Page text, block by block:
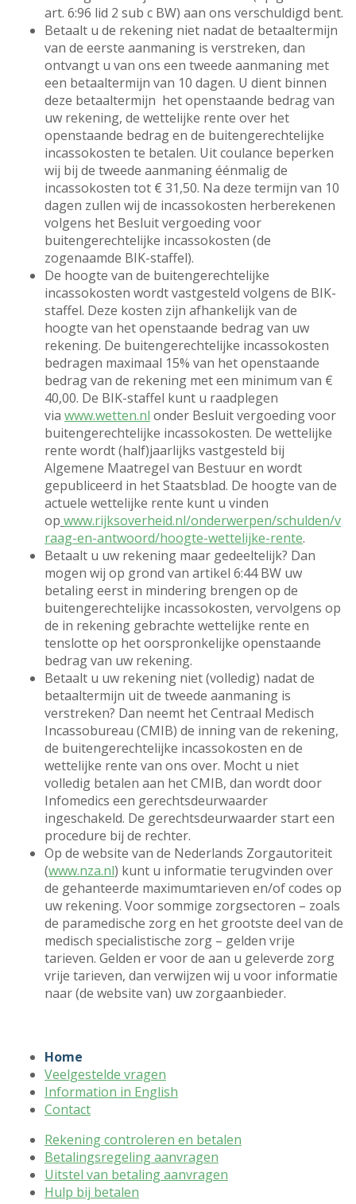
art. 6:96 lid 2 sub c BW) aan ons verschuldigd bent.
Betaalt u de rekening niet nadat de betaaltermijn
van de eerste aanmaning is verstreken, dan
ontvangt u van ons een tweede aanmaning met
een betaaltermijn van 10 dagen. U dient binnen
deze betaaltermijn het openstaande bedrag van
uw rekening, de wettelijke rente over het
openstaande bedrag en de buitengerechtelijke
incassokosten te betalen. Uit coulance beperken
wij bij de tweede aanmaning éénmalig de
incassokosten tot € 31,50. Na deze termijn van 10
dagen zullen wij de incassokosten herberekenen
volgens het Besluit vergoeding voor
buitengerechtelijke incassokosten (de
zogenaamde BIK-staffel).
De hoogte van de buitengerechtelijke
incassokosten wordt vastgesteld volgens de BIK-
staffel. Deze kosten zijn afhankelijk van de
hoogte van het openstaande bedrag van uw
rekening. De buitengerechtelijke incassokosten
bedragen maximaal 15% van het openstaande
bedrag van de rekening met een minimum van €
40,00. De BIK-staffel kunt u raadplegen
via www.wetten.nl onder Besluit vergoeding voor
buitengerechtelijke incassokosten. De wettelijke
rente wordt (half)jaarlijks vastgesteld bij
Algemene Maatregel van Bestuur en wordt
gepubliceerd in het Staatsblad. De hoogte van de
actuele wettelijke rente kunt u vinden
op www.rijksoverheid.nl/onderwerpen/schulden/v
raag-en-antwoord/hoogte-wettelijke-rente.
Betaalt u uw rekening maar gedeeltelijk? Dan
mogen wij op grond van artikel 6:44 BW uw
betaling eerst in mindering brengen op de
buitengerechtelijke incassokosten, vervolgens op
de in rekening gebrachte wettelijke rente en
tenslotte op het oorspronkelijke openstaande
bedrag van uw rekening.
Betaalt u uw rekening niet (volledig) nadat de
betaaltermijn uit de tweede aanmaning is
verstreken? Dan neemt het Centraal Medisch
Incassobureau (CMIB) de inning van de rekening,
de buitengerechtelijke incassokosten en de
wettelijke rente van ons over. Mocht u niet
volledig betalen aan het CMIB, dan wordt door
Infomedics een gerechtsdeurwaarder
ingeschakeld. De gerechtsdeurwaarder start een
procedure bij de rechter.
Op de website van de Nederlands Zorgautoriteit
(www.nza.nl) kunt u informatie terugvinden over
de gehanteerde maximumtarieven en/of codes op
uw rekening. Voor sommige zorgsectoren – zoals
de paramedische zorg en het grootste deel van de
medisch specialistische zorg – gelden vrije
tarieven. Gelden er voor de aan u geleverde zorg
vrije tarieven, dan verwijzen wij u voor informatie
naar (de website van) uw zorgaanbieder.
CONSUMENT VOET MENU
Home
Veelgestelde vragen
Information in English
Contact
CONSUMENT VOET MENU
Rekening controleren en betalen
Betalingsregeling aanvragen
Uitstel van betaling aanvragen
Hulp bij betalen